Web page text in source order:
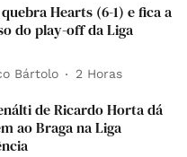
Hearts (6-1) e fica a
do play-off da Liga
Bártolo 2 Horas
de Ricardo Horta dá
ao Braga na Liga